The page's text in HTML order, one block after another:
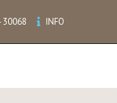
30068 INFO